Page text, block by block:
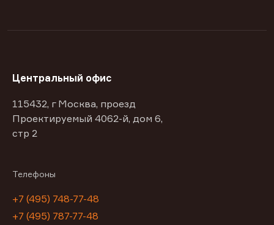
Центральный офис
115432, г Москва, проезд
Проектируемый 4062-й, дом 6,
стр 2
Телефоны
+7 (495) 748-77-48
+7 (495) 787-77-48